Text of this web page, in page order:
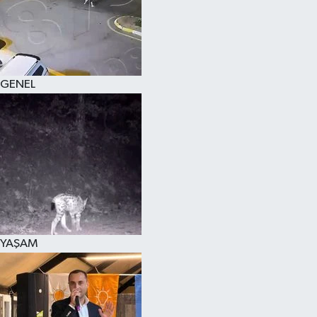
GENEL
YAŞAM
KÜLTÜR SANAT
MAGAZİN
SAĞLIK
SİYASET
SPOR
TEKNOLOJİ
YAŞAM